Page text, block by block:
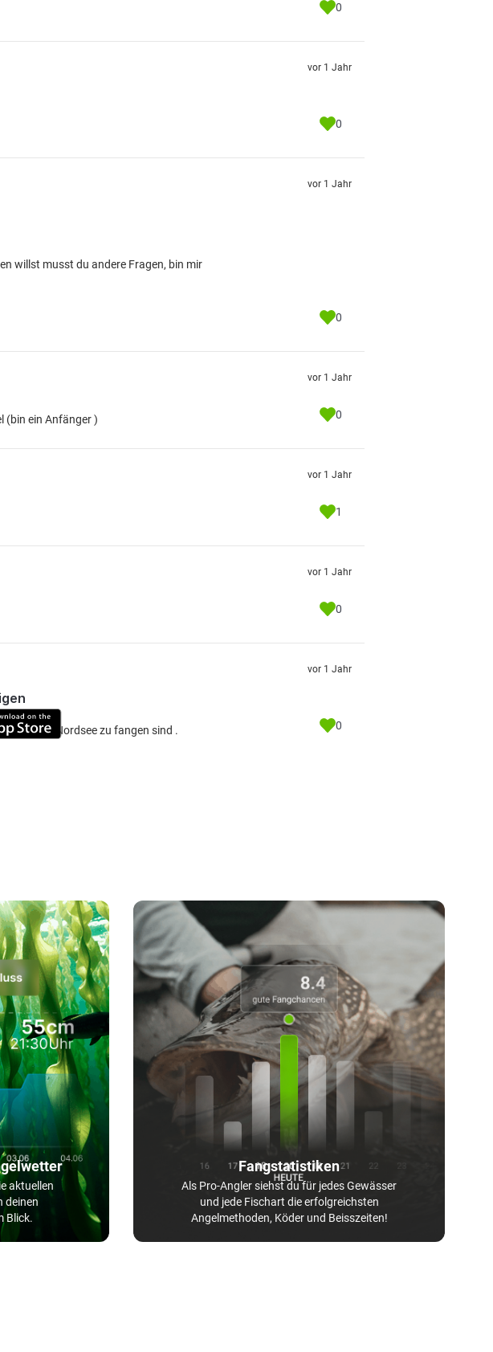
0
vor 1 Jahr
0
willst musst du andere Fragen, bin mir
vor 1 Jahr
0
(bin ein Anfänger )
vor 1 Jahr
0
vor 1 Jahr
1
vor 1 Jahr
0
an der Nordsee zu fangen sind .
vor 1 Jahr
0
aktuellen
deinen
Blick.
Fangstatistiken
Als Pro-Angler siehst du für jedes Gewässer
und jede Fischart die erfolgreichsten
Angelmethoden, Köder und Beisszeiten!